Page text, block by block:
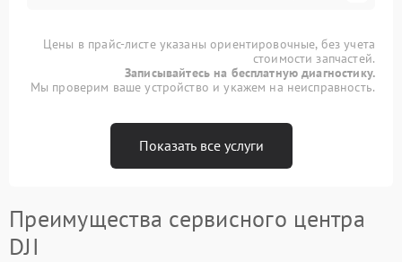
Цены в прайс-листе указаны ориентировочные, без учета
стоимости запчастей.
Записывайтесь на бесплатную диагностику.
Мы проверим ваше устройство и укажем на неисправность.
Показать все услуги
Преимущества сервисного центра
DJI